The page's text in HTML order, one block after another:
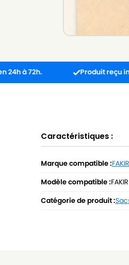
Produit reçu incompatible
Caractéristiques :
Marque compatible :FAKIR
Modèle compatible :
Catégorie de produit :